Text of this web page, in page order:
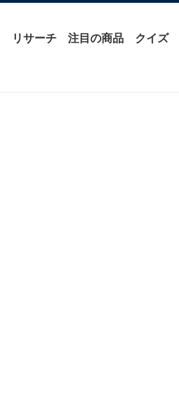
リサーチ 注目の商品 クイズ